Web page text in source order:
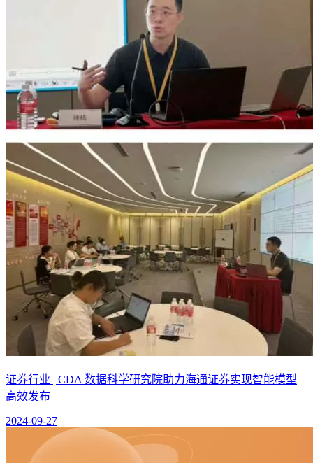
证券行业 | CDA 数据科学研究院助力海通证券实现智能模型
高效发布
2024-09-27